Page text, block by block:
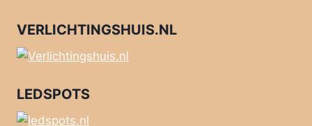
VERLICHTINGSHUIS.NL
LEDSPOTS